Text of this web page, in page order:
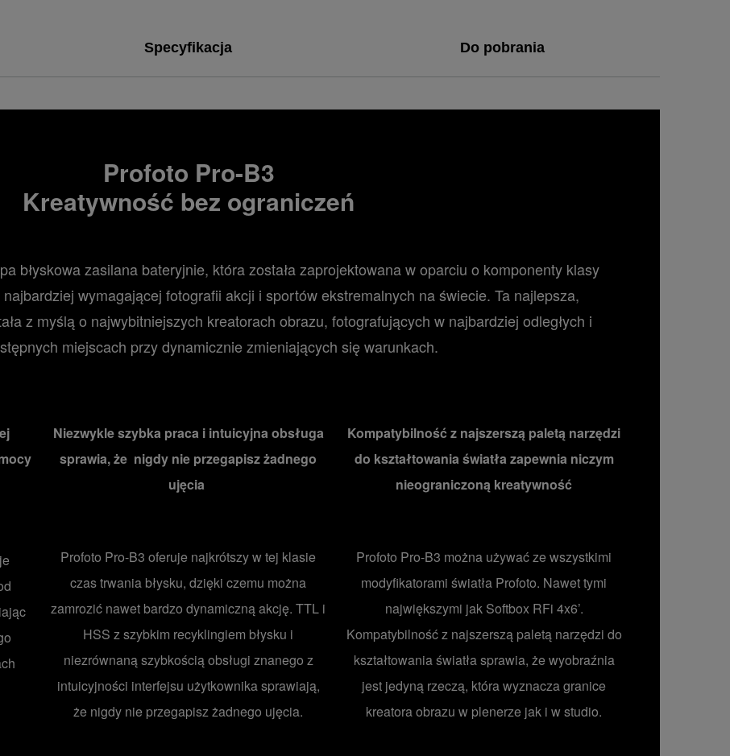
Specyfikacja Do pobrania
Profoto Pro-B3
Kreatywność bez ograniczeń
błyskowa zasilana bateryjnie, która została zaprojektowana w oparciu o komponenty klasy
wymagającej fotografii akcji i sportów ekstremalnych na świecie. Ta najlepsza,
z myślą o najwybitniejszych kreatorach obrazu, fotografujących w najbardziej odległych i
miejscach przy dynamicznie zmieniających się warunkach.
Niezwykle szybka praca i intuicyjna obsługa
sprawia, że nigdy nie przegapisz żadnego
ujęcia
Profoto Pro-B3 oferuje najkrótszy w tej klasie
czas trwania błysku, dzięki czemu można
zamrozić nawet bardzo dynamiczną akcję. TTL i
HSS z szybkim recyklingiem błysku i
niezrównaną szybkością obsługi znanego z
intuicyjności interfejsu użytkownika sprawiają,
że nigdy nie przegapisz żadnego ujęcia.
Kompatybilność z najszerszą paletą narzędzi
do kształtowania światła zapewnia niczym
nieograniczoną kreatywność
Profoto Pro-B3 można używać ze wszystkimi
modyfikatorami światła Profoto. Nawet tymi
największymi jak Softbox RFi 4x6’.
Kompatybilność z najszerszą paletą narzędzi do
kształtowania światła sprawia, że wyobraźnia
jest jedyną rzeczą, która wyznacza granice
kreatora obrazu w plenerze jak i w studio.